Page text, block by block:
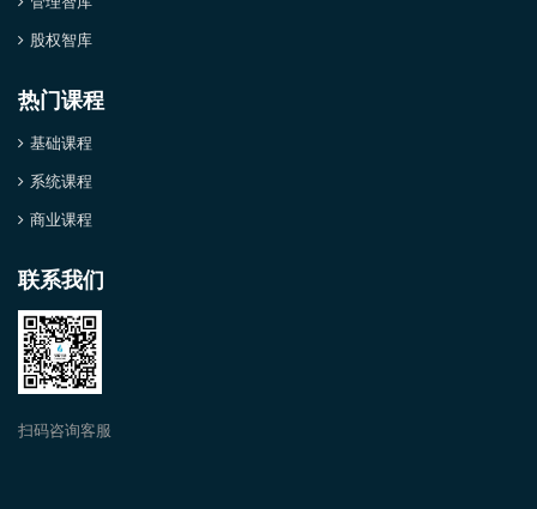
股权智库
热门课程
基础课程
系统课程
商业课程
联系我们
扫码咨询客服